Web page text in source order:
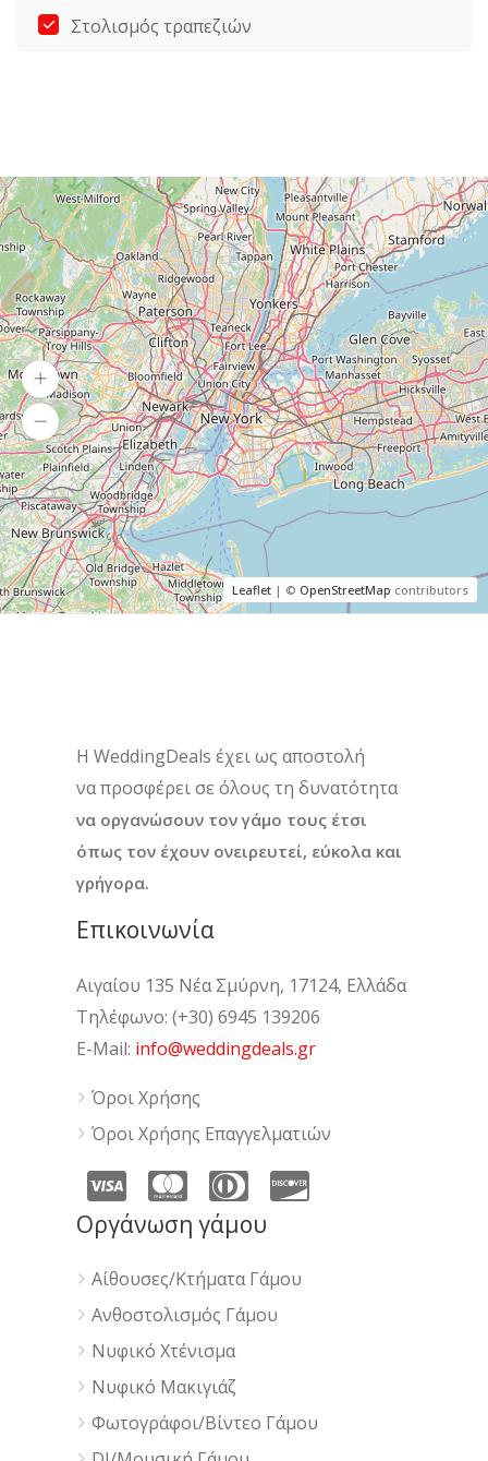
Στολισμός τραπεζιών
Leaflet | © OpenStreetMap contributors
H WeddingDeals έχει ως αποστολή
να προσφέρει σε όλους τη δυνατότητα
να οργανώσουν τον γάμο τους έτσι
όπως τον έχουν ονειρευτεί, εύκολα και
γρήγορα.
Επικοινωνία
Αιγαίου 135 Νέα Σμύρνη, 17124, Ελλάδα
Τηλέφωνο: (+30) 6945 139206
E-Mail: info@weddingdeals.gr
Όροι Χρήσης
Όροι Χρήσης Επαγγελματιών
Οργάνωση γάμου
Αίθουσες/Κτήματα Γάμου
Ανθοστολισμός Γάμου
Νυφικό Χτένισμα
Νυφικό Μακιγιάζ
Φωτογράφοι/Βίντεο Γάμου